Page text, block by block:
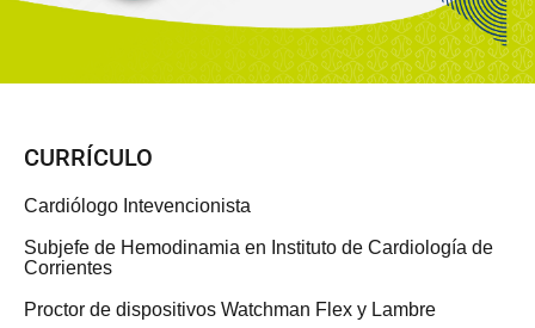
CURRÍCULO
Cardiólogo Intevencionista
Subjefe de Hemodinamia en Instituto de Cardiología de
Corrientes
Proctor de dispositivos Watchman Flex y Lambre